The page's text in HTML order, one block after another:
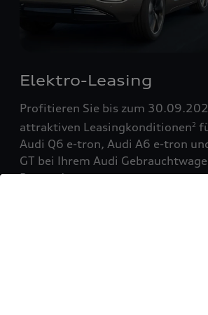
Elektro-Leasing
Profitieren Sie bis zum
attraktiven Leasingkonditionen2
Audi Q6 e-tron, Audi A6 e-tron
GT bei Ihrem Audi
Partner!